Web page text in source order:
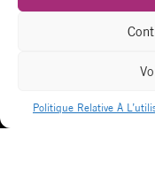
Politique Relative À
La